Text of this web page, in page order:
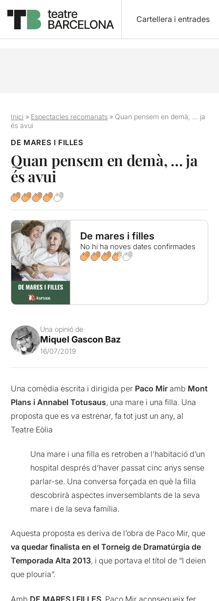
Cartellera i entrades
Inici » Espectacles recomanats » Quan pensem en demà, … ja
és avui
DE MARES I FILLES
Quan pensem en demà, … ja
és avui
De mares i filles
No hi ha noves dates confirmades
Una opinió de
Miquel Gascon Baz
16/07/2019
Una comèdia escrita i dirigida per Paco Mir amb Mont
Plans i Annabel Totusaus, una mare i una filla. Una
proposta que es va estrenar, fa tot just un any, al
Teatre Eòlia
Una mare i una filla es retroben a l’habitació d’un
hospital després d’haver passat cinc anys sense
parlar-se. Una conversa forçada en què la filla
descobrirà aspectes inversemblants de la seva
mare i de la seva família.
Aquesta proposta es deriva de l’obra de Paco Mir, que
va quedar finalista en el Torneig de Dramatúrgia de
Temporada Alta 2013, i que portava el títol de “I deien
que plouria”.
Amb DE MARES I FILLES, Paco Mir aconsegueix fer